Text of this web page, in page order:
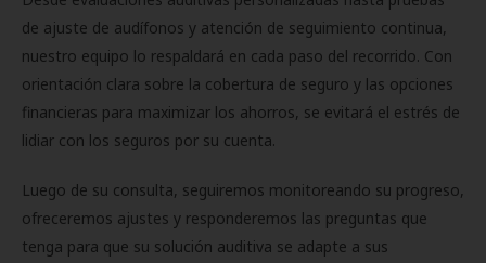
de ajuste de audífonos y atención de seguimiento continua,
nuestro equipo lo respaldará en cada paso del recorrido. Con
orientación clara sobre la cobertura de seguro y las opciones
financieras para maximizar los ahorros, se evitará el estrés de
lidiar con los seguros por su cuenta.
Luego de su consulta, seguiremos monitoreando su progreso,
ofreceremos ajustes y responderemos las preguntas que
tenga para que su solución auditiva se adapte a sus